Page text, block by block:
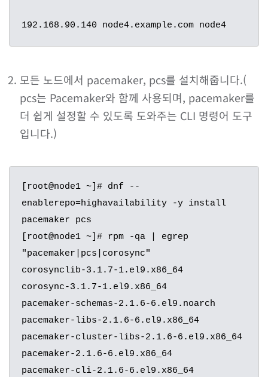
192.168.90.140 node4.example.com node4
모든 노드에서 pacemaker, pcs를 설치해줍니다.(
pcs는 Pacemaker와 함께 사용되며, pacemaker를
더 쉽게 설정할 수 있도록 도와주는 CLI 명령어 도구
입니다.)
[root@node1 ~]# dnf --
enablerepo=highavailability -y install
pacemaker pcs
[root@node1 ~]# rpm -qa | egrep
"pacemaker|pcs|corosync"
corosynclib-3.1.7-1.el9.x86_64
corosync-3.1.7-1.el9.x86_64
pacemaker-schemas-2.1.6-6.el9.noarch
pacemaker-libs-2.1.6-6.el9.x86_64
pacemaker-cluster-libs-2.1.6-6.el9.x86_64
pacemaker-2.1.6-6.el9.x86_64
pacemaker-cli-2.1.6-6.el9.x86_64